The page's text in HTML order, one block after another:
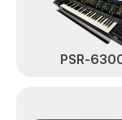
DGX-620 Yamaha
Прошивка
YamahaPSR-